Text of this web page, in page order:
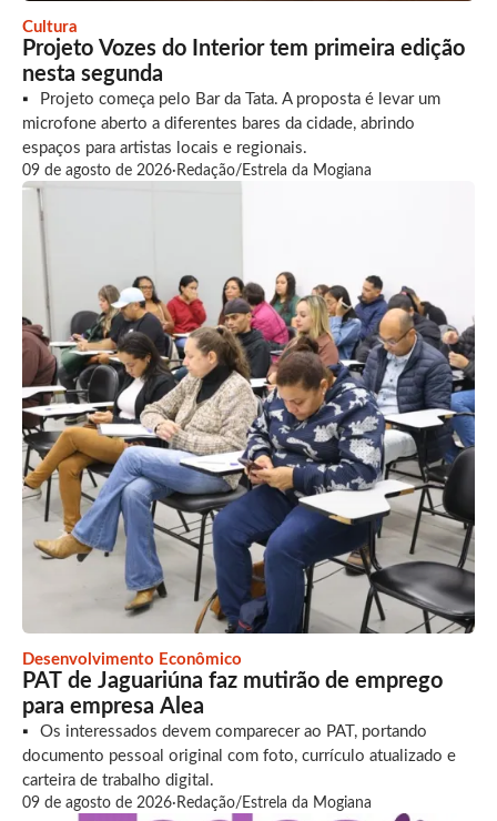
Cultura
Projeto Vozes do Interior tem primeira edição
nesta segunda
Projeto começa pelo Bar da Tata. A proposta é levar um
microfone aberto a diferentes bares da cidade, abrindo
espaços para artistas locais e regionais.
09 de agosto de 2026· Redação/Estrela da Mogiana
Desenvolvimento Econômico
PAT de Jaguariúna faz mutirão de emprego
para empresa Alea
Os interessados devem comparecer ao PAT, portando
documento pessoal original com foto, currículo atualizado e
carteira de trabalho digital.
09 de agosto de 2026· Redação/Estrela da Mogiana